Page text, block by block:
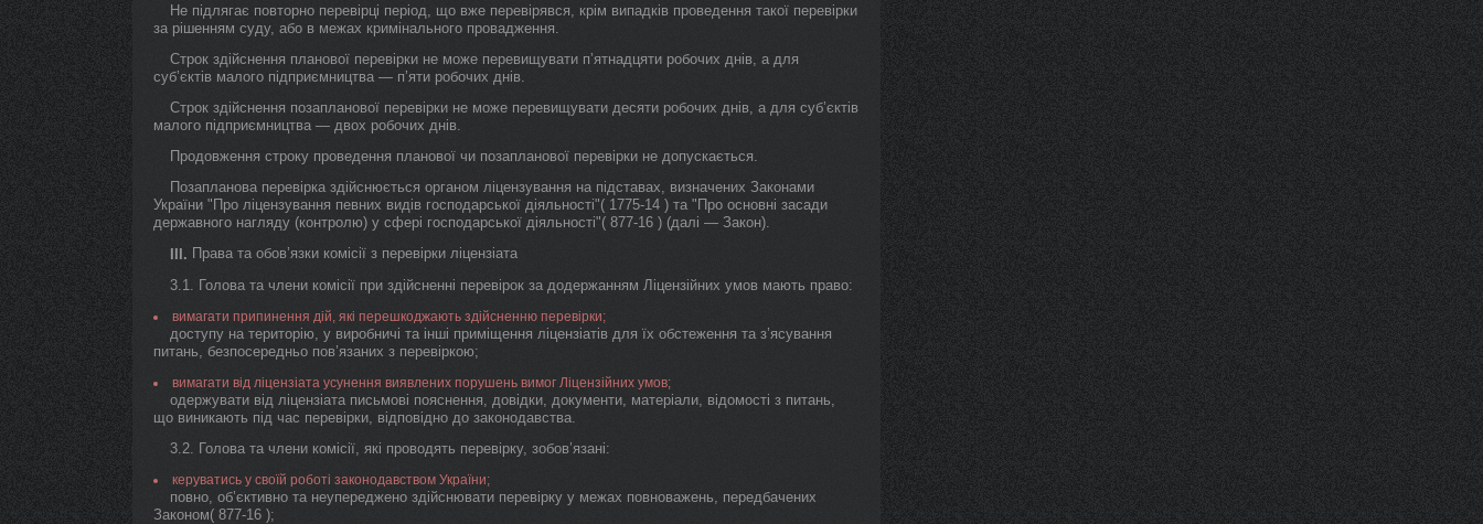
Не підлягає повторно перевірці період, що вже перевірявся, крім випадків проведення такої перевірки
за рішенням суду, або в межах кримінального провадження.
Строк здійснення планової перевірки не може перевищувати п’ятнадцяти робочих днів, а для
суб’єктів малого підприємництва — п’яти робочих днів.
Строк здійснення позапланової перевірки не може перевищувати десяти робочих днів, а для суб’єктів
малого підприємництва — двох робочих днів.
Продовження строку проведення планової чи позапланової перевірки не допускається.
Позапланова перевірка здійснюється органом ліцензування на підставах, визначених Законами
України "Про ліцензування певних видів господарської діяльності"( 1775-14 ) та "Про основні засади
державного нагляду (контролю) у сфері господарської діяльності"( 877-16 ) (далі — Закон).
III. Права та обов’язки комісії з перевірки ліцензіата
3.1. Голова та члени комісії при здійсненні перевірок за додержанням Ліцензійних умов мають право:
вимагати припинення дій, які перешкоджають здійсненню перевірки;
доступу на територію, у виробничі та інші приміщення ліцензіатів для їх обстеження та з’ясування
питань, безпосередньо пов’язаних з перевіркою;
вимагати від ліцензіата усунення виявлених порушень вимог Ліцензійних умов;
одержувати від ліцензіата письмові пояснення, довідки, документи, матеріали, відомості з питань,
що виникають під час перевірки, відповідно до законодавства.
3.2. Голова та члени комісії, які проводять перевірку, зобов’язані:
керуватись у своїй роботі законодавством України;
повно, об’єктивно та неупереджено здійснювати перевірку у межах повноважень, передбачених
Законом( 877-16 );